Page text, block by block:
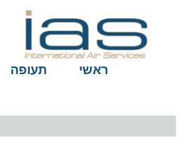
ראשי תעופה